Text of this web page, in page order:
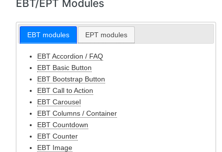
EBT/EPT Modules
EBT modules EPT modules
EBT Accordion / FAQ
EBT Basic Button
EBT Bootstrap Button
EBT Call to Action
EBT Carousel
EBT Columns / Container
EBT Countdown
EBT Counter
EBT Image